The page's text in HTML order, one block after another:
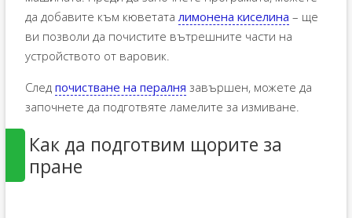
да добавите към кюветаталимонена киселина – ще
ви позволи да почистите вътрешните части на
устройството от варовик.
След почистване на пералня завършен, можете да
започнете да подготвяте ламелите за измиване.
Как да подготвим щорите за
пране